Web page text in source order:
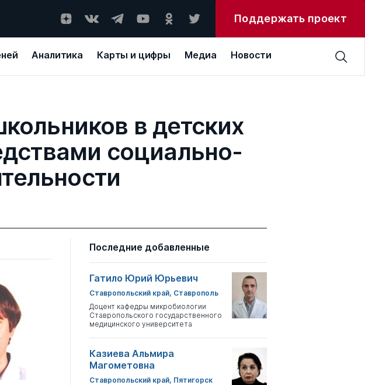
Поддержать проект
Аналитика Карты и цифры Медиа Новости
в детских
социально-
Последние добавленные
Гатило Юрий Юрьевич
Ставропольский край, Ставрополь
Доцент кафедры микробиологии
Ставропольского государственного
медицинского университета
Казиева Альмира
Магометовна
Ставропольский край, Пятигорск